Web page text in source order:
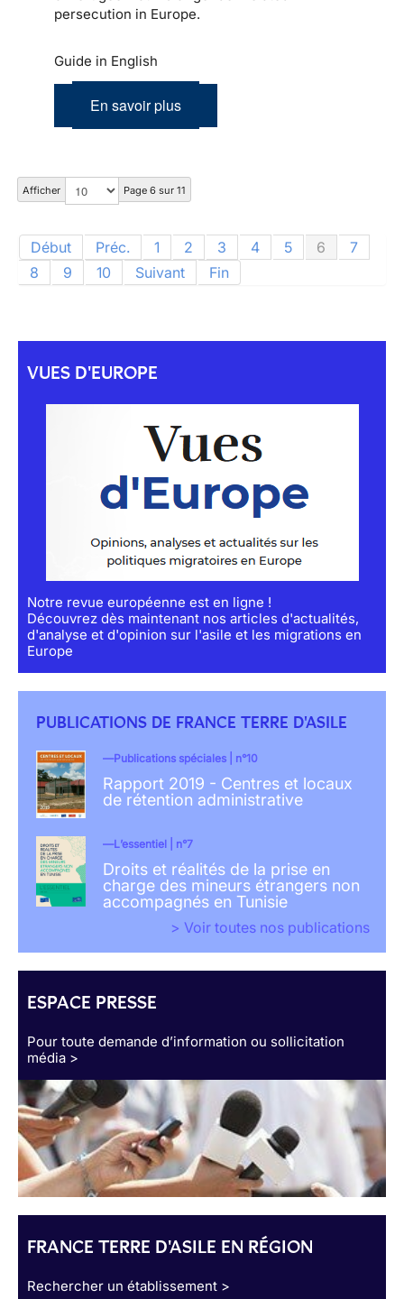
persecution in Europe.
Guide in English
En savoir plus
Afficher Page 6 sur 11
Début Préc. 1 2 3 4 5 6
7
8
9 10 Suivant Fin
VUES D'EUROPE
Notre revue européenne est en ligne !
Découvrez dès maintenant nos articles d'actualités,
d'analyse et d'opinion sur l'asile et les migrations en
Europe
PUBLICATIONS DE FRANCE TERRE D'ASILE
Publications spéciales | n°10
Rapport 2019 - Centres et locaux
de rétention administrative
L’essentiel | n°7
Droits et réalités de la prise en
charge des mineurs étrangers non
accompagnés en Tunisie
> Voir toutes nos publications
ESPACE PRESSE
Pour toute demande d’information ou sollicitation
média >
FRANCE TERRE D'ASILE EN RÉGION
Rechercher un établissement >